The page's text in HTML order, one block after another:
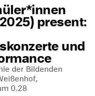
present:
und
der Bildenden
0.28